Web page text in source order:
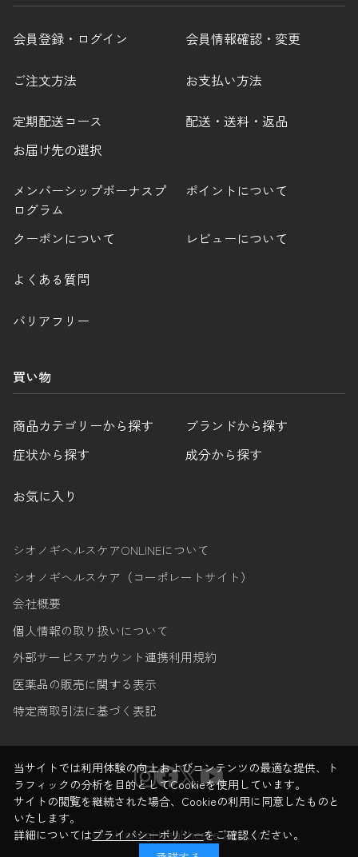
会員登録・ログイン 会員情報確認・変更
ご注文方法 お支払い方法
定期配送コース
配送・送料・返品
お届け先の選択
メンバーシップボーナスプ
ログラム
ポイントについて
クーポンについて レビューについて
よくある質問
バリアフリー
買い物
商品カテゴリーから探す
ブランドから探す
症状から探す
成分から探す
お気に入り
シオノギヘルスケアONLINEについて
シオノギヘルスケア（コーポレートサイト）
会社概要
個人情報の取り扱いについて
外部サービスアカウント連携利用規約
医薬品の販売に関する表示
特定商取引法に基づく表記
© Shionogi Healthcare Co.,Ltd.
当サイトでは利用体験の向上およびコンテンツの最適な提供、ト
ラフィックの分析を目的としてCookieを使用しています。
サイトの閲覧を継続された場合、Cookieの利用に同意したものと
いたします。
詳細についてはプライバシーポリシーをご確認ください。